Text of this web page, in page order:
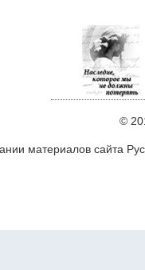
©
материалов сайта